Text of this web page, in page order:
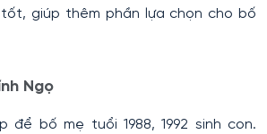
giúp thêm phần lựa chọn cho bố
Ngọ
để bố mẹ tuổi 1988, 1992 sinh con.